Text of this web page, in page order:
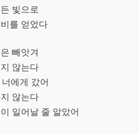
빛으로
를 얻었다
빼앗겨
않는다
에게 갔어
않는다
일어날 줄 알았어